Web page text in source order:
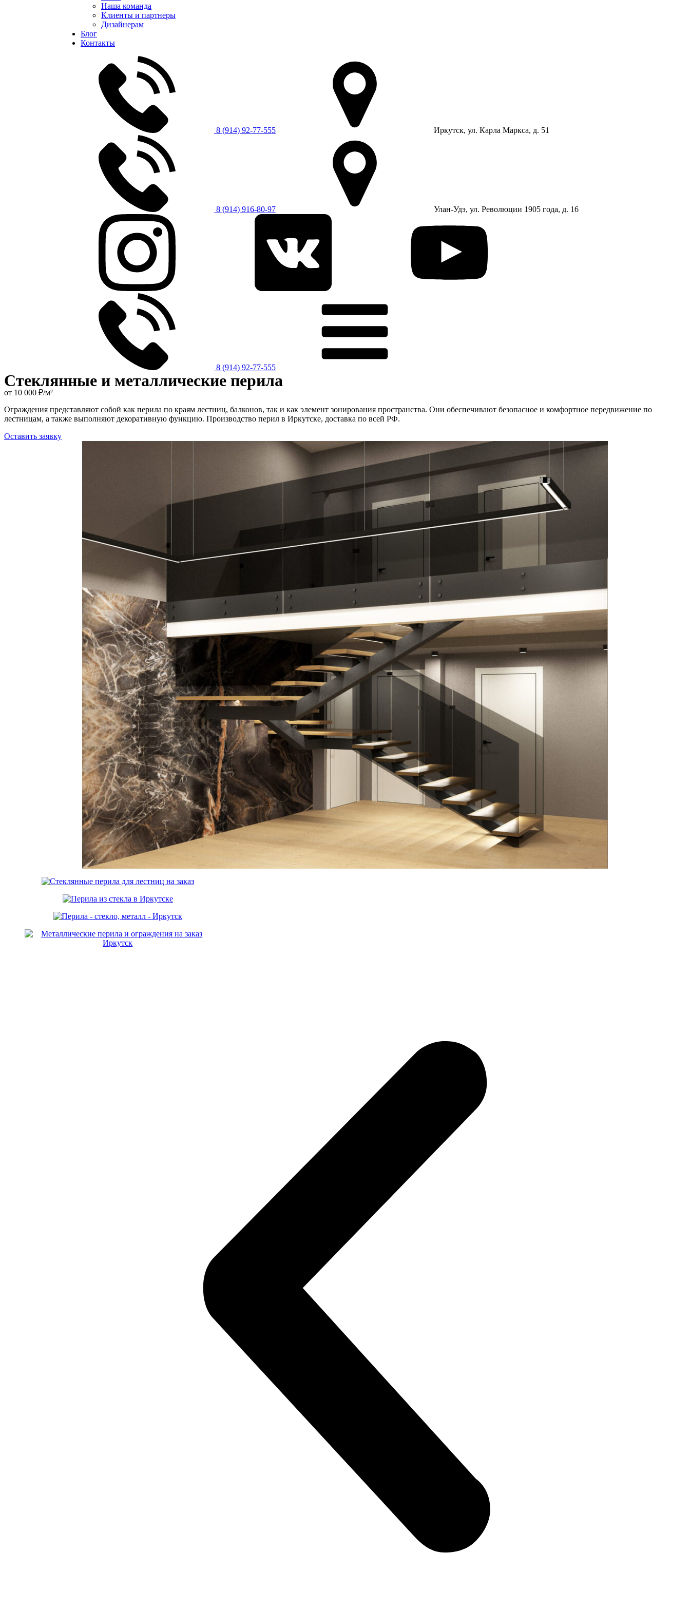
Наша команда
Клиенты и партнеры
Дизайнерам
Блог
Контакты
8 (914) 92-77-555 Иркутск, ул. Карла Маркса, д. 51
8 (914) 916-80-97 Улан-Удэ, ул. Революции 1905 года, д. 16
8 (914) 92-77-555
Стеклянные и металлические перила
от 10 000 ₽/м²
Ограждения представляют собой как перила по краям лестниц, балконов, так и как элемент зонирования пространства. Они обеспечивают безопасное и комфортное передвижение по
лестницам, а также выполняют декоративную функцию. Производство перил в Иркутске, доставка по всей РФ.
Оставить заявку